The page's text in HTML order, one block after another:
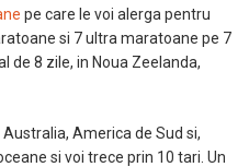
pe care le voi alerga pentru
si 7 ultra maratoane pe 7
de 8 zile, in Noua Zeelanda,
America de Sud si,
si voi trece prin 10 tari. Un